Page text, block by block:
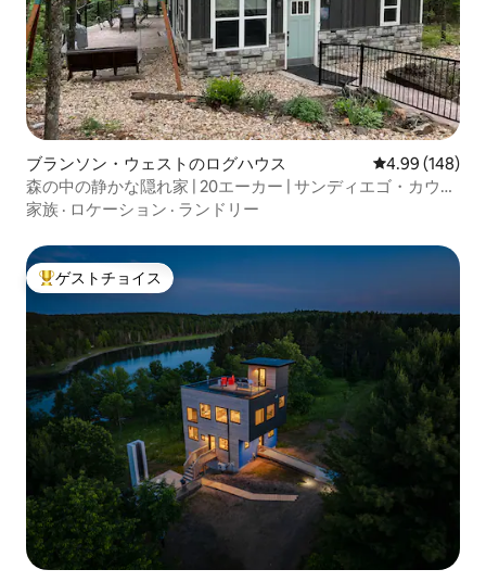
ブランソン・ウェストのログハウス レビュー148
4.99 (148)
森の中の静かな隠れ家 | 20エーカー | サンディエゴ・カウン
ティ・センター近く
家族 · ロケーション · ランドリー
大好評のゲストチョイスです。
ゲストチョイス